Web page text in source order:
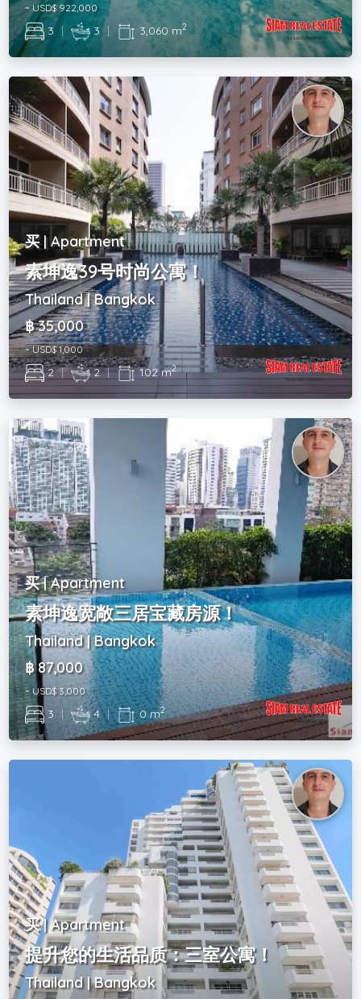
~ USD$ 922,000
3 | 3 | 3,060 m2
买 | Apartment
素坤逸39号时尚公寓！
Thailand | Bangkok
฿ 35,000
~ USD$ 1,000
2 | 2 | 102 m2
买 | Apartment
素坤逸宽敞三居宝藏房源！
Thailand | Bangkok
฿ 87,000
~ USD$ 3,000
3 | 4 | 0 m2
买 | Apartment
提升您的生活品质：三室公寓！
Thailand | Bangkok